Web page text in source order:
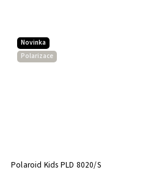
Novinka
Polarizace
Polaroid Kids PLD 8020/S